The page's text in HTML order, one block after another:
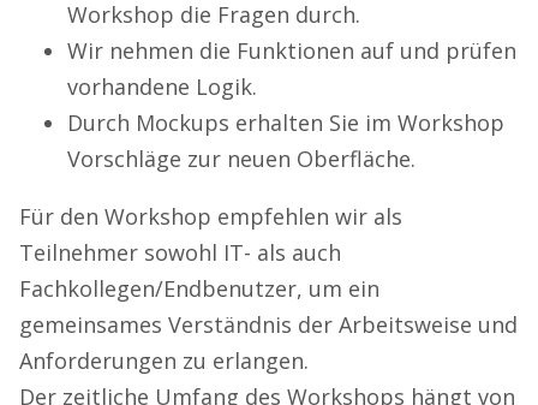
Workshop die Fragen durch.
Wir nehmen die Funktionen auf und prüfen
vorhandene Logik.
Durch Mockups erhalten Sie im Workshop
Vorschläge zur neuen Oberfläche.
Für den Workshop empfehlen wir als
Teilnehmer sowohl IT- als auch
Fachkollegen/Endbenutzer, um ein
gemeinsames Verständnis der Arbeitsweise und
Anforderungen zu erlangen.
Der zeitliche Umfang des Workshops hängt von